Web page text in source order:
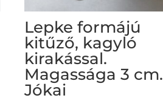
Lepke formájú
kitűző, kagyló
kirakással.
Magassága 3 cm.
Jókai